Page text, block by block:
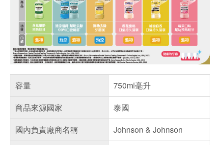
容量
750ml毫升
商品來源國家
泰國
國內負責廠商名稱
Johnson & Johnson